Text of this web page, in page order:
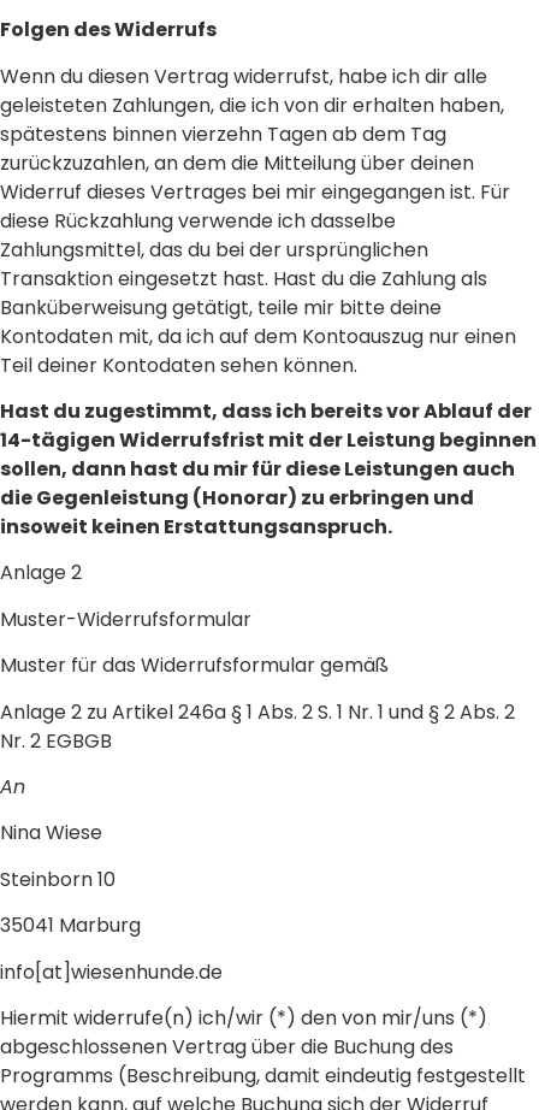
Folgen des Widerrufs
Wenn du diesen Vertrag widerrufst, habe ich dir alle
geleisteten Zahlungen, die ich von dir erhalten haben,
spätestens binnen vierzehn Tagen ab dem Tag
zurückzuzahlen, an dem die Mitteilung über deinen
Widerruf dieses Vertrages bei mir eingegangen ist. Für
diese Rückzahlung verwende ich dasselbe
Zahlungsmittel, das du bei der ursprünglichen
Transaktion eingesetzt hast. Hast du die Zahlung als
Banküberweisung getätigt, teile mir bitte deine
Kontodaten mit, da ich auf dem Kontoauszug nur einen
Teil deiner Kontodaten sehen können.
Hast du zugestimmt, dass ich bereits vor Ablauf der
14-tägigen Widerrufsfrist mit der Leistung beginnen
sollen, dann hast du mir für diese Leistungen auch
die Gegenleistung (Honorar) zu erbringen und
insoweit keinen Erstattungsanspruch.
Anlage 2
Muster-Widerrufsformular
Muster für das Widerrufsformular gemäß
Anlage 2 zu Artikel 246a § 1 Abs. 2 S. 1 Nr. 1 und § 2 Abs. 2
Nr. 2 EGBGB
An
Nina Wiese
Steinborn 10
35041 Marburg
info[at]wiesenhunde.de
Hiermit widerrufe(n) ich/wir (*) den von mir/uns (*)
abgeschlossenen Vertrag über die Buchung des
Programms (Beschreibung, damit eindeutig festgestellt